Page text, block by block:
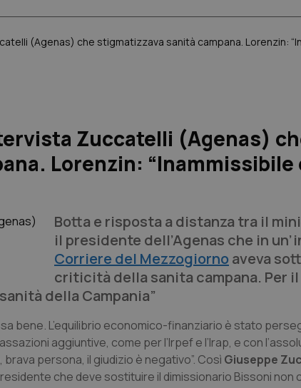
Zuccatelli (Agenas)
Lorenzin:
Botta e risposta a distanza tra il
il presidente dell’Agenas che in
Corriere del Mezzogiorno aveva
criticità della sanita campana. Per
della Campania”
bene. L’equilibrio economico-finanziario è stato
aggiuntive, come per l’Irpef e l’Irap, e con
persona, il giudizio è negativo”. Così Giuseppe
che deve sostituire il dimissionario Bissoni non